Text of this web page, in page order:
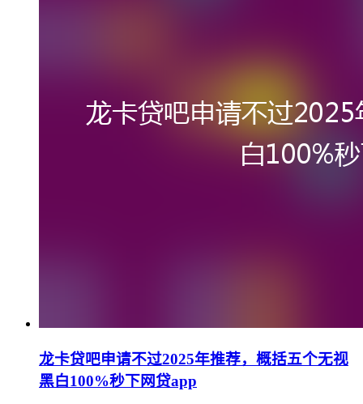
龙卡贷吧申请不过2025年推荐，概括五个无视
黑白100%秒下网贷app